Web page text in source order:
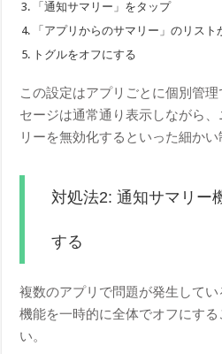
「通知サマリー」をタップ
「アプリからのサマリー」のリス
トグルをオフにする
この設定はアプリごとに個別管
セージは通常通り表示しながら
リーを無効化するといった細かい
対処法2: 通知サマリー
する
複数のアプリで問題が発生して
機能を一時的に全体でオフにす
い。